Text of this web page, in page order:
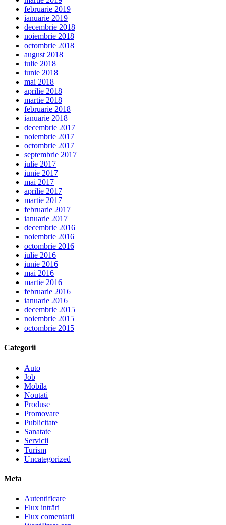
februarie 2019
ianuarie 2019
decembrie 2018
noiembrie 2018
octombrie 2018
august 2018
iulie 2018
iunie 2018
mai 2018
aprilie 2018
martie 2018
februarie 2018
ianuarie 2018
decembrie 2017
noiembrie 2017
octombrie 2017
septembrie 2017
iulie 2017
iunie 2017
mai 2017
aprilie 2017
martie 2017
februarie 2017
ianuarie 2017
decembrie 2016
noiembrie 2016
octombrie 2016
iulie 2016
iunie 2016
mai 2016
martie 2016
februarie 2016
ianuarie 2016
decembrie 2015
noiembrie 2015
octombrie 2015
Categorii
Auto
Job
Mobila
Noutati
Produse
Promovare
Publicitate
Sanatate
Servicii
Turism
Uncategorized
Meta
Autentificare
Flux intrări
Flux comentarii